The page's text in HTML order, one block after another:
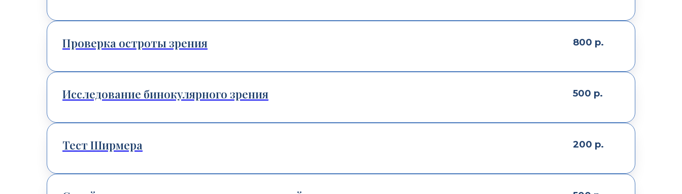
Проверка остроты зрения 800 р.
Исследование бинокулярного зрения 500 р.
Тест Ширмера 200 р.